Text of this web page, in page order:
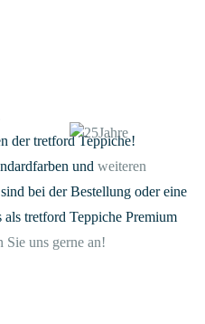
der tretford Teppiche!
und weiteren
bei der Bestellung oder eine
tretford Teppiche Premium
Sie uns gerne an!